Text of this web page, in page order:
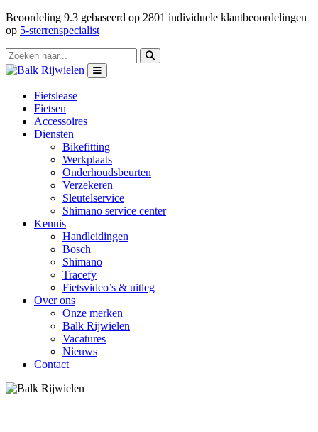
Beoordeling 9.3 gebaseerd op 2801 individuele klantbeoordelingen
op 5-sterrenspecialist
Fietslease
Fietsen
Accessoires
Diensten
Bikefitting
Werkplaats
Onderhoudsbeurten
Verzekeren
Sleutelservice
Shimano service center
Kennis
Handleidingen
Bosch
Shimano
Tracefy
Fietsvideo’s & uitleg
Over ons
Onze merken
Balk Rijwielen
Vacatures
Nieuws
Contact